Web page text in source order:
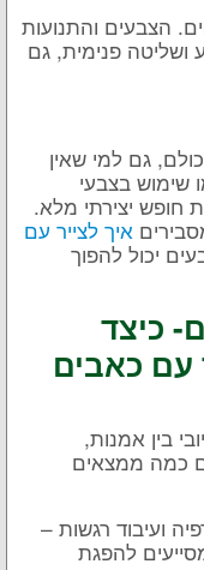
הצבעים והתנועות
ושליטה פנימית, גם
גם למי שאין
שימוש בצבעי
חופש יצירתי מלא.
איך לצייר עם
יכול להפוך
כיצד
עם כאבים
בין אמנות,
כמה ממצאים
ועיבוד רגשות –
להפגת